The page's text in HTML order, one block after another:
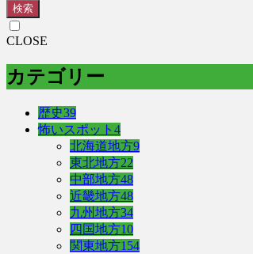
検索
CLOSE
カテゴリー
歴史39
怖いスポット 4
北海道地方9
東北地方22
中部地方48
近畿地方48
九州地方34
四国地方10
関東地方154